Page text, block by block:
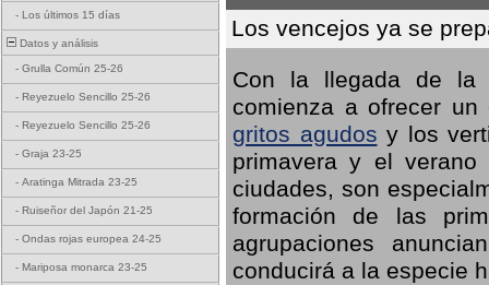
- Los últimos 15 días
Datos y análisis
- Grulla Común 25-26
- Reyezuelo Sencillo 25-26
- Reyezuelo Sencillo 25-26
- Graja 23-25
- Aratinga Mitrada 23-25
- Ruiseñor del Japón 21-25
- Ondas rojas europea 24-25
- Mariposa monarca 23-25
Los vencejos ya se
Con la llegada de la
comienza a ofrecer un
gritos agudos y los
primavera y el
ciudades, son
formación de las
agrupaciones
conducirá a la especie